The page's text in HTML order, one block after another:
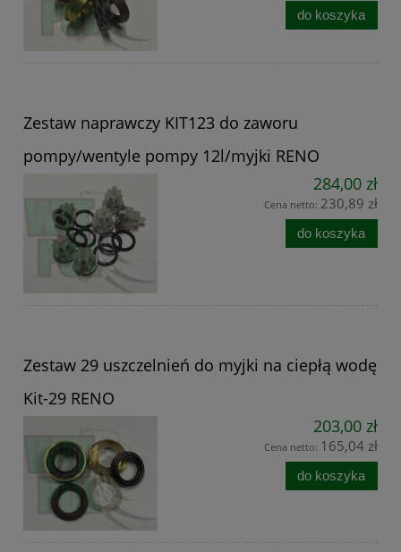
do koszyka
Zestaw naprawczy KIT123 do zaworu
pompy/wentyle pompy 12l/myjki RENO
284,00 zł
Cena netto: 230,89 zł
do koszyka
Zestaw 29 uszczelnień do myjki na ciepłą wodę
Kit-29 RENO
203,00 zł
Cena netto: 165,04 zł
do koszyka